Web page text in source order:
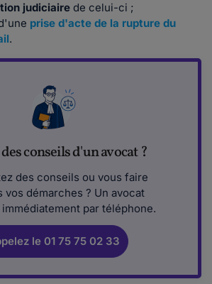
judiciaire de celui-ci ;
prise d'acte de la rupture du
.
conseils d'un avocat ?
des conseils ou vous faire
vos démarches ? Un avocat
par téléphone.
le 01 75 75 02 33